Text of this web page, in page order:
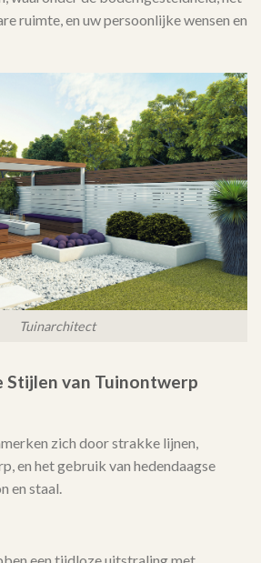
ruimte, en uw persoonlijke wensen en
Tuinarchitect
Stijlen van Tuinontwerp
zich door strakke lijnen,
en het gebruik van hedendaagse
en staal.